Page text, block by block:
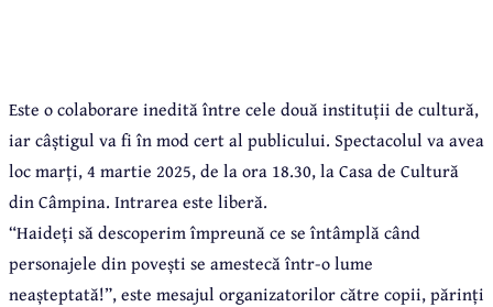
Este o colaborare inedită între cele două instituții de cultură,
iar câștigul va fi în mod cert al publicului. Spectacolul va avea
loc marți, 4 martie 2025, de la ora 18.30, la Casa de Cultură
din Câmpina. Intrarea este liberă.
“Haideți să descoperim împreună ce se întâmplă când
personajele din povești se amestecă într-o lume
neașteptată!”, este mesajul organizatorilor către copii, părinți